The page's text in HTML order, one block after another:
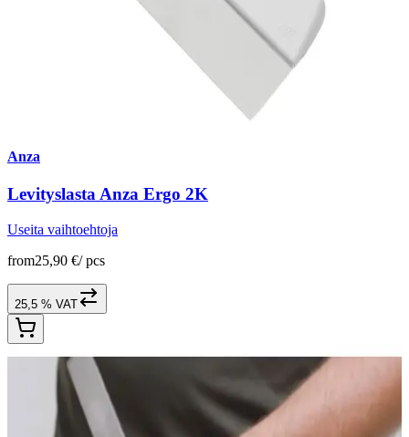
Anza
Levityslasta Anza Ergo 2K
Useita vaihtoehtoja
from25,90 €/ pcs
25,5 % VAT